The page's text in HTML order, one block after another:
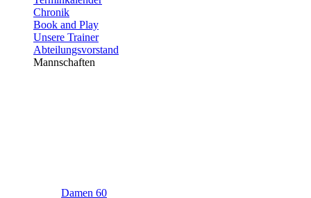
Chronik
Book and Play
Unsere Trainer
Abteilungsvorstand
Mannschaften
Damen 60